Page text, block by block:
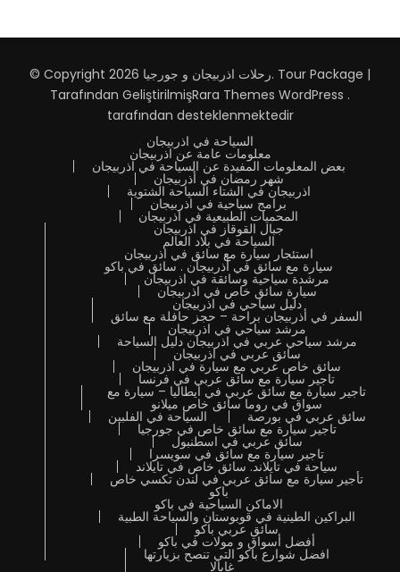
© Copyright 2026 رحلات اذربيجان و جورجيا. Tour Package |
Tarafından GeliştirilmişRara Themes WordPress .
tarafından desteklenmektedir
السياحة في اذربيجان
معلومات عامة عن اذربيجان
بعض المعلومات المفيدة عن السياحة في اذربيجان
شهر رمضان في أذربيجان
اذربيجان في الشتاء السياحة الشتوية
برامج سياحية في اذربيجان
المحميات الطبيعية في اذربيجان
جبال القوقاز في اذربيجان
السياحة في بلاد العالم
استئجار سيارة مع سائق في اذربيجان
سيارة مع سائق في أذربيجان . سائق في باكو
مرشدة سياحية وسائقة في اذربيجان
سيارة سائق خاص في اذربيجان
دليل سياحي في اذربيجان
السفر في أذربيجان براحة – حجز حافلة مع سائق
مرشد سياحي في اذربيجان
مرشد سياحي عربي في اذربيجان دليل السياحة
سائق عربي في اذربيجان
سائق خاص عربي مع سيارة في اذربيجان
تاجير سيارة مع سائق عربي في فرنسا
تاجير سيارة مع سائق عربي في ايطاليا – سيارة مع
سواق في روما سائق خاص ميلانو
السياحة في الفلبين سائق عربي في بورصة
تاجير سيارة مع سائق خاص في جورجيا
سائق عربي في اسطنبول
تاجير سيارة مع سائق في سويسرا
سياحة في تايلاند. سائق خاص في تايلاند
تأجير سيارة مع سائق عربي في لندن تكسي خاص
باكو
الاماكن السياحية في باكو
البراكين الطينية في قوبوستان والسياحة الطبية
سائق عربي باكو
أفضل أسواق و مولات في باكو
افضل شوارع باكو التي تنصح بزيارتها
غابالا